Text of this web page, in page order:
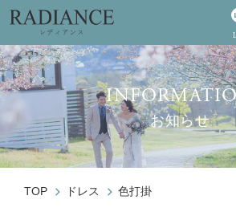
お知らせ
TOP ドレス 色打掛